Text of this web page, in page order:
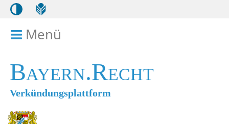
Menü
Bayern.Recht
Verkündungsplattform